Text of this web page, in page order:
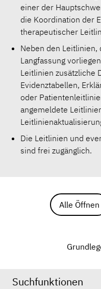
einer der
die Koordination der
therapeutischer
Neben den Leitlinien,
Langfassung
Leitlinien zusätzliche
Evidenztabellen,
oder
angemeldete
Die Leitlinien und
sind frei zugänglich.
Alle Öffnen
Suchfunktionen